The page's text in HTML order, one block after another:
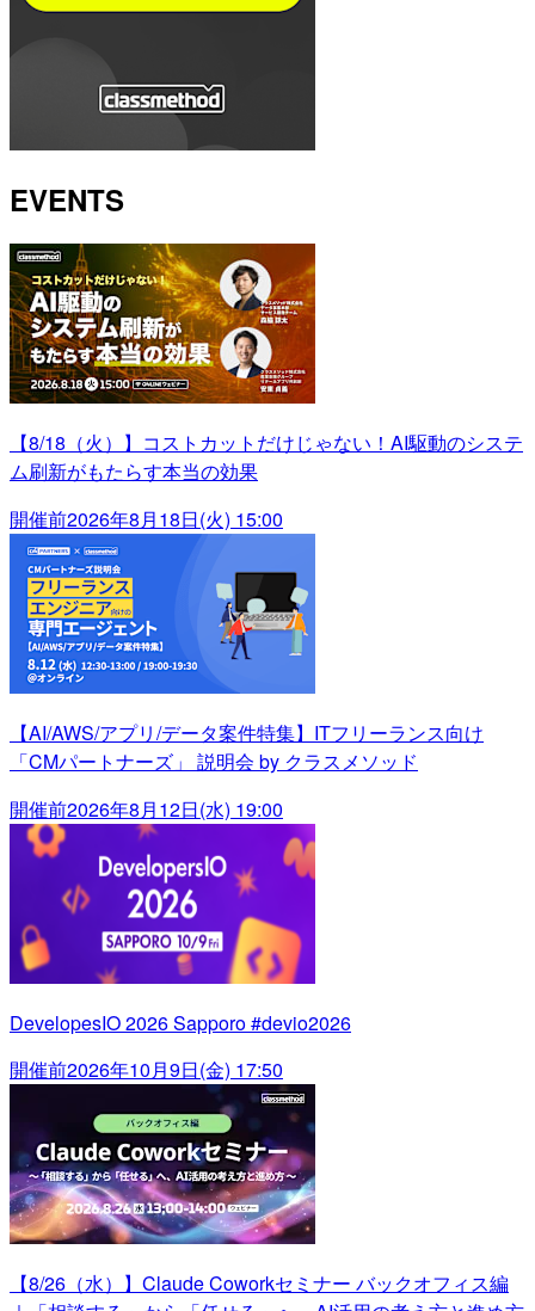
EVENTS
【8/18（火）】コストカットだけじゃない！AI駆動のシステ
ム刷新がもたらす本当の効果
開催前2026年8月18日(火) 15:00
【AI/AWS/アプリ/データ案件特集】ITフリーランス向け
「CMパートナーズ」 説明会 by クラスメソッド
開催前2026年8月12日(水) 19:00
DevelopesIO 2026 Sapporo #devio2026
開催前2026年10月9日(金) 17:50
【8/26（水）】Claude Coworkセミナー バックオフィス編